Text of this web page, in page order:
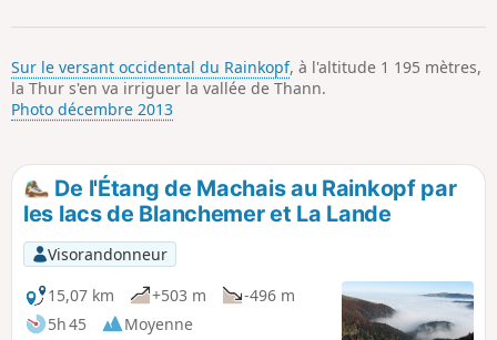
Sur le versant occidental du Rainkopf, à l'altitude 1 195 mètres,
la Thur s'en va irriguer la vallée de Thann.
Photo décembre 2013
De l'Étang de Machais au Rainkopf par
les lacs de Blanchemer et La Lande
Visorandonneur
15,07 km
+503 m
-496 m
5h 45
Moyenne